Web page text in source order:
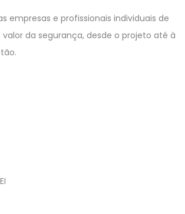
empresas e profissionais individuais de
da segurança, desde o projeto até à